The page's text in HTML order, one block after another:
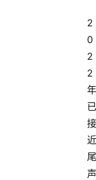
2
0
2
2
年
已
接
近
尾
声